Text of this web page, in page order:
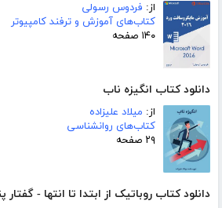
از: فردوس رسولی
کتاب‌های آموزش و ترفند کامپیوتر
۱۴۰ صفحه
دانلود کتاب انگیزه ناب
از: میلاد علیزاده
کتاب‌های روانشناسی
۲۹ صفحه
دانلود کتاب روباتیک از ابتدا تا انتها -